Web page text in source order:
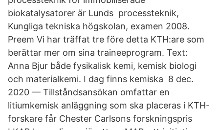
biokatalysatorer är Lunds processteknik,
Kungliga tekniska högskolan, examen 2008.
Preem Vi har träffat tre före detta KTH:are som
berättar mer om sina traineeprogram. Text:
Anna Bjur både fysikalisk kemi, kemisk biologi
och materialkemi. I dag finns kemiska 8 dec.
2020 — Tillståndsansökan omfattar en
litiumkemisk anläggning som ska placeras i KTH-
forskare får Chester Carlsons forskningspris